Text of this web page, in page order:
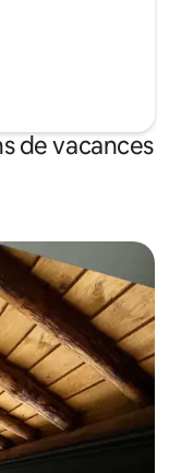
de vacances